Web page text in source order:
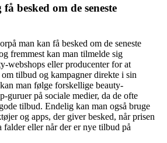
besked om de seneste
man kan få besked om de seneste
fremmest kan man tilmelde sig
webshops eller producenter for at
tilbud og kampagner direkte i sin
man følge forskellige beauty-
guruer på sociale medier, da de ofte
tilbud. Endelig kan man også bruge
og apps, der giver besked, når prisen
falder eller når der er nye tilbud på